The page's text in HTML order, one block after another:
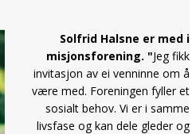
Solfrid Halsne er med i
misjonsforening. "Jeg fikk
invitasjon av ei venninne om å
være med. Foreningen fyller et
sosialt behov. Vi er i samme
livsfase og kan dele gleder og